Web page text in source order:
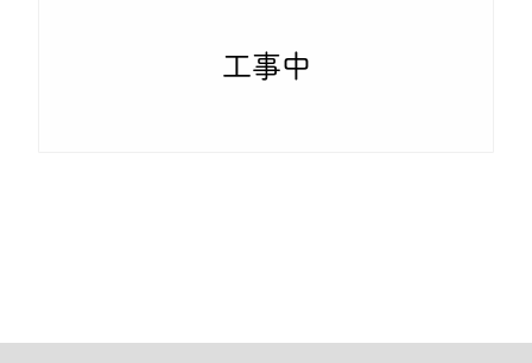
工事中